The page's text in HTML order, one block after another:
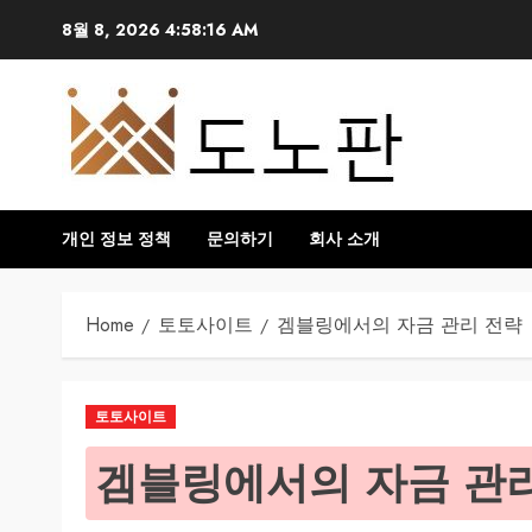
8월 8, 2026 4:58:17 AM
개인 정보 정책 문의하기 회사 소개
Home 토토사이트 겜블링에서의 자금 관리 전략
토토사이트
겜블링에서의 자금 관